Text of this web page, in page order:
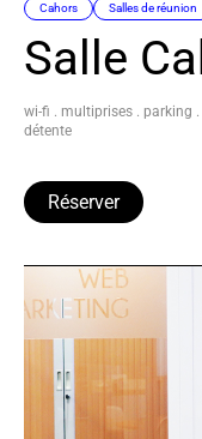
Cahors Salles de réunion
Salle
wi-fi . multiprises . parking
détente
Réserver